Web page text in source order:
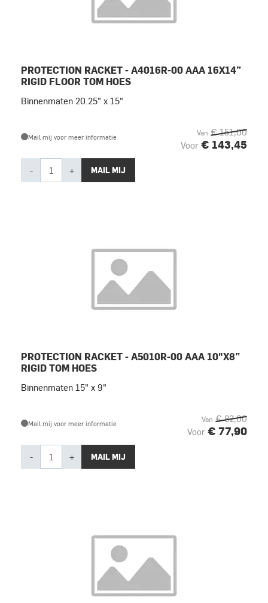
PROTECTION RACKET - A4016R-00 AAA 16X14”
RIGID FLOOR TOM HOES
Binnenmaten 20.25" x 15"
Mail mij voor meer informatie Van € 151,00
Voor € 143,45
- + MAIL MIJ
PROTECTION RACKET - A5010R-00 AAA 10"X8”
RIGID TOM HOES
Binnenmaten 15" x 9"
Mail mij voor meer informatie Van € 82,00
Voor € 77,90
- + MAIL MIJ